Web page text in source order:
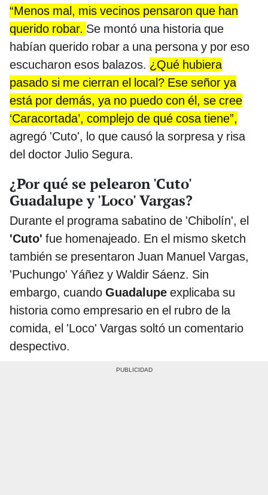
“Menos mal, mis vecinos pensaron que han
querido robar. Se montó una historia que
habían querido robar a una persona y por eso
escucharon esos balazos. ¿Qué hubiera
pasado si me cierran el local? Ese señor ya
está por demás, ya no puedo con él, se cree
‘Caracortada’, complejo de qué cosa tiene”,
agregó 'Cuto', lo que causó la sorpresa y risa
del doctor Julio Segura.
¿Por qué se pelearon 'Cuto'
Guadalupe y 'Loco' Vargas?
Durante el programa sabatino de 'Chibolín', el
'Cuto' fue homenajeado. En el mismo sketch
también se presentaron Juan Manuel Vargas,
'Puchungo' Yáñez y Waldir Sáenz. Sin
embargo, cuando Guadalupe explicaba su
historia como empresario en el rubro de la
comida, el 'Loco' Vargas soltó un comentario
despectivo.